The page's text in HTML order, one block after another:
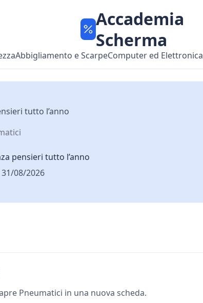
Accademia
Scherma
Abbigliamento e ScarpeComputer ed Elettronica
tutto l’anno
pensieri tutto l’anno
08/2026
Pneumatici in una nuova scheda.